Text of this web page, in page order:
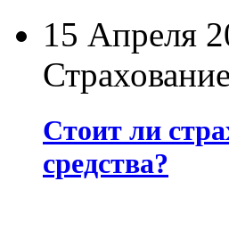
15 Апреля
Страхование
Стоит ли
средства?